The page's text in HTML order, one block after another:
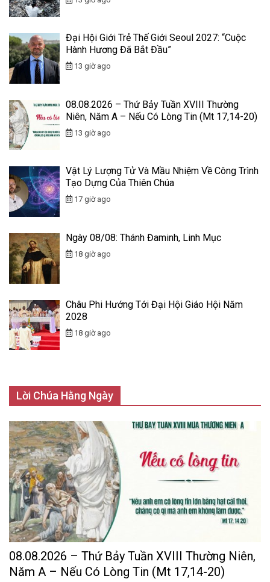
Đại Hội Giới Trẻ Thế Giới Seoul 2027: “Cuộc
Hành Hương Đã Bắt Đầu”
13 giờ ago
08.08.2026 – Thứ Bảy Tuần XVIII Thường
Niên, Năm A – Nếu Có Lòng Tin (Mt 17,14-20)
13 giờ ago
Vật Lý Lượng Tử Và Mầu Nhiệm Về Công Trình
Tạo Dựng Của Thiên Chúa
17 giờ ago
Ngày 08/08: Thánh Đaminh, Linh Mục
18 giờ ago
Châu Phi Hướng Tới Đại Hội Giáo Hội Năm
2028
18 giờ ago
Lời Chúa Hằng Ngày
08.08.2026 – Thứ Bảy Tuần XVIII Thường Niên,
Năm A – Nếu Có Lòng Tin (Mt 17,14-20)